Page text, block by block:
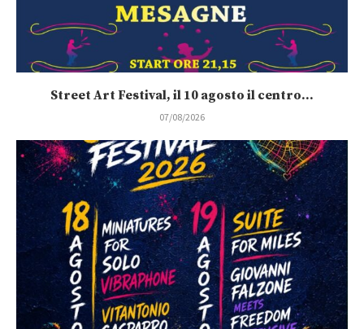
Street Art Festival, il 10 agosto il centro...
07/08/2026